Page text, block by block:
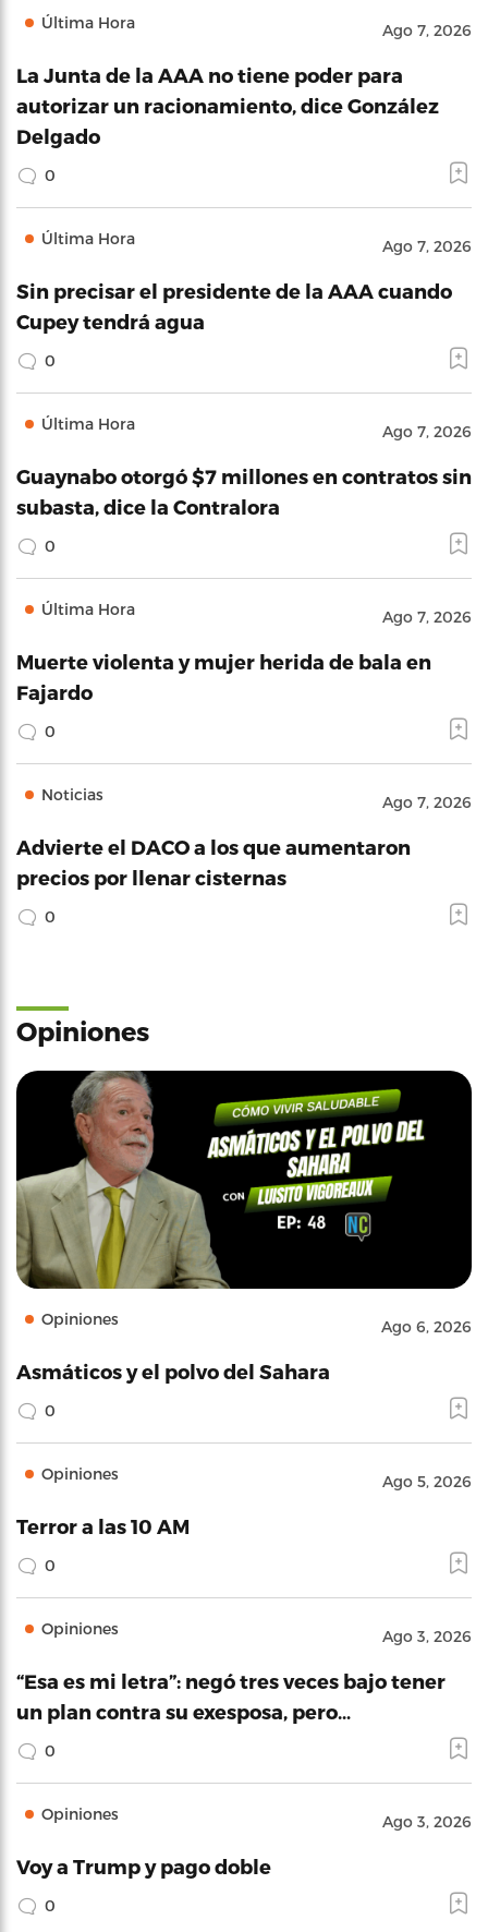
Última Hora Ago 7, 2026
La Junta de la AAA no tiene poder para
autorizar un racionamiento, dice González
Delgado
0
Última Hora Ago 7, 2026
Sin precisar el presidente de la AAA cuando
Cupey tendrá agua
0
Última Hora Ago 7, 2026
Guaynabo otorgó $7 millones en contratos sin
subasta, dice la Contralora
0
Última Hora Ago 7, 2026
Muerte violenta y mujer herida de bala en
Fajardo
0
Noticias Ago 7, 2026
Advierte el DACO a los que aumentaron
precios por llenar cisternas
0
Opiniones
Opiniones Ago 6, 2026
Asmáticos y el polvo del Sahara
0
Opiniones Ago 5, 2026
Terror a las 10 AM
0
Opiniones Ago 3, 2026
“Esa es mi letra”: negó tres veces bajo tener
un plan contra su exesposa, pero…
0
Opiniones Ago 3, 2026
Voy a Trump y pago doble
0